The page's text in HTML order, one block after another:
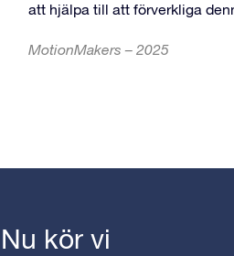
att hjälpa till att förverkliga
MotionMakers – 2025
Nu kör vi